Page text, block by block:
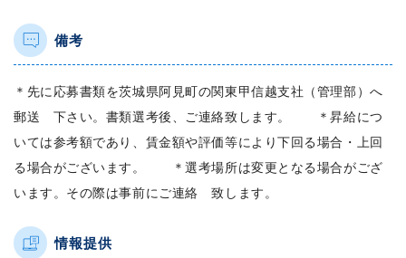
備考
＊先に応募書類を茨城県阿見町の関東甲信越支社（管理部）へ
郵送 下さい。書類選考後、ご連絡致します。 ＊昇給につ
いては参考額であり、賃金額や評価等により下回る場合・上回
る場合がございます。 ＊選考場所は変更となる場合がござ
います。その際は事前にご連絡 致します。
情報提供